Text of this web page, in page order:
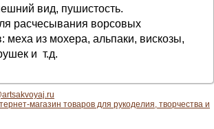
вид, пушистость.
расчесывания ворсовых
меха из мохера, альпаки, вискозы,
и т.д.
магазин товаров для рукоделия, творчества и